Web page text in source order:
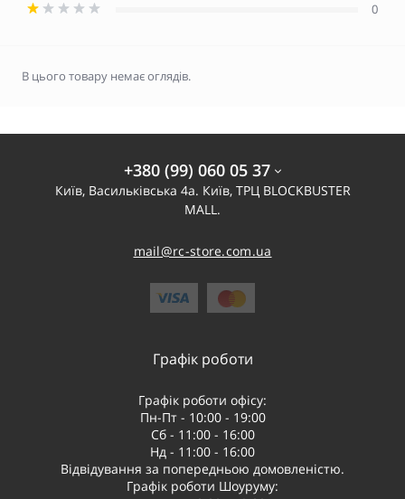
0
В цього товару немає оглядів.
+380 (99) 060 05 37
Київ, Васильківська 4а. Київ, ТРЦ BLOCKBUSTER
MALL.
mail@rc-store.com.ua
Графік роботи
Графік роботи офісу:
Пн-Пт - 10:00 - 19:00
Сб - 11:00 - 16:00
Нд - 11:00 - 16:00
Відвідування за попередньою домовленістю.
Графік роботи Шоуруму: